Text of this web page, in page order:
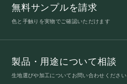
無料サンプルを請求
色と手触りを実物でご確認いただけます
製品・用途について相談
生地選びや加工についてお問い合わせください